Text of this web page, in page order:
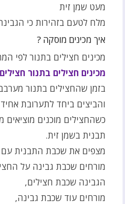
מעט שמן זית
מלח לטעם בזהירות כי
איך מכינים מוסקה ?
מכינים חצילים בתנור לפי
מכינים חצילים בתנור
בזמן שהחצילים בתנור
והביצים ביחד לתערובת
כשהחצילים מוכנים מוציאים
תבנית בשמן זית.
מצפים את שכבת התבנית עם
מורחים שכבת גבינה על
הגבינה שכבת חצילים,
מורחים עוד שכבת גבינה,